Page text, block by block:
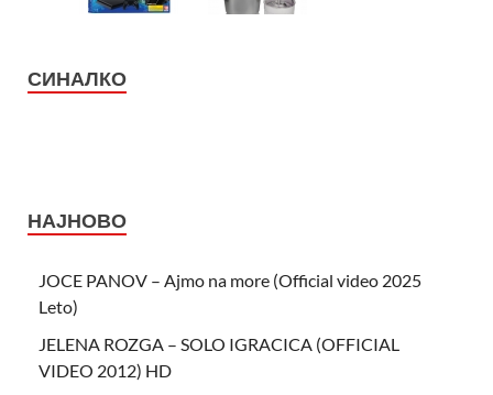
СИНАЛКО
НАЈНОВО
JOCE PANOV – Ajmo na more (Official video 2025
Leto)
JELENA ROZGA – SOLO IGRACICA (OFFICIAL
VIDEO 2012) HD